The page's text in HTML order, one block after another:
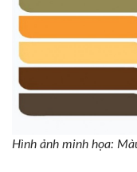
Hình ảnh minh họa: